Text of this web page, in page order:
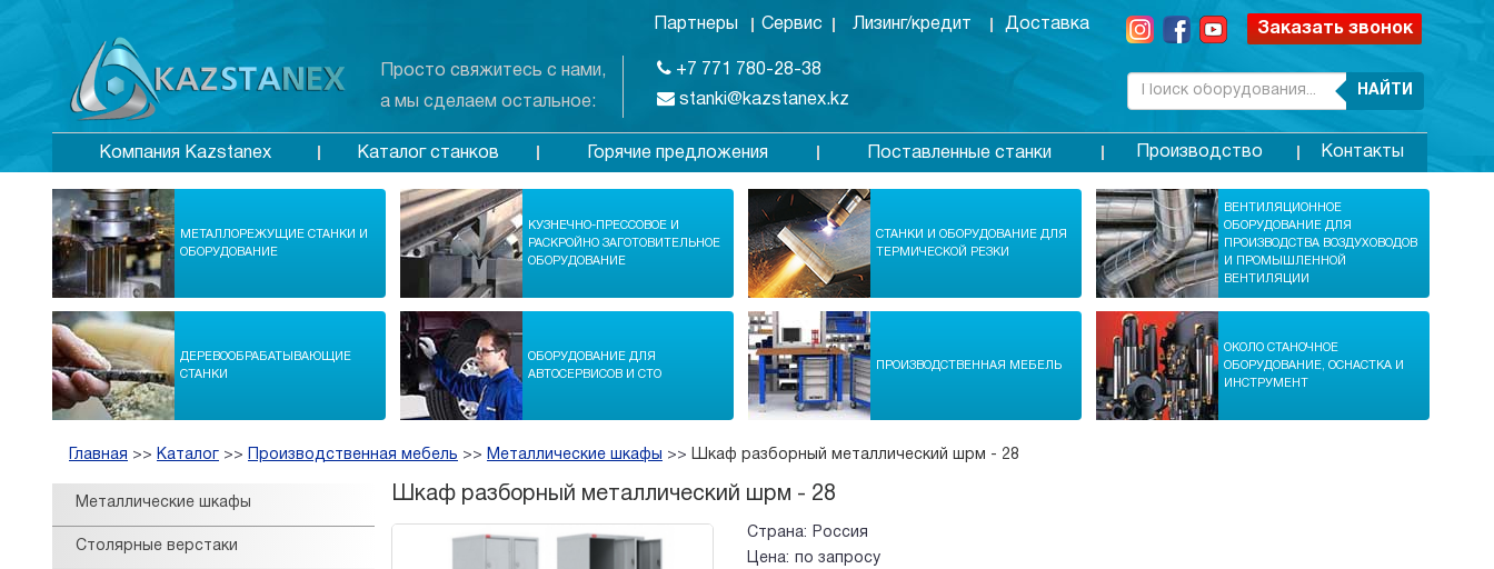
Просто свяжитесь с нами,
а мы сделаем остальное:
Партнеры Сервис Лизинг/кредит Доставка
+7 771 780-28-38
stanki@kazstanex.kz
Заказать звонок
НАЙТИ
Компания Kazstanex Каталог станков Горячие предложения Поставленные станки Производство Контакты
МЕТАЛЛОРЕЖУЩИЕ СТАНКИ И
ОБОРУДОВАНИЕ
КУЗНЕЧНО-ПРЕССОВОЕ И
РАСКРОЙНО ЗАГОТОВИТЕЛЬНОЕ
ОБОРУДОВАНИЕ
СТАНКИ И ОБОРУДОВАНИЕ ДЛЯ
ТЕРМИЧЕСКОЙ РЕЗКИ
ВЕНТИЛЯЦИОННОЕ
ОБОРУДОВАНИЕ ДЛЯ
ПРОИЗВОДСТВА ВОЗДУХОВОДОВ
И ПРОМЫШЛЕННОЙ
ВЕНТИЛЯЦИИ
ДЕРЕВООБРАБАТЫВАЮЩИЕ
СТАНКИ
ОБОРУДОВАНИЕ ДЛЯ
АВТОСЕРВИСОВ И СТО
ПРОИЗВОДСТВЕННАЯ МЕБЕЛЬ
ОКОЛО СТАНОЧНОЕ
ОБОРУДОВАНИЕ, ОСНАСТКА И
ИНСТРУМЕНТ
Главная >> Каталог >> Производственная мебель >> Металлические шкафы >> Шкаф разборный металлический шрм - 28
Металлические шкафы
Столярные верстаки
Шкаф разборный металлический шрм - 28
Страна:
Россия
Цена: по запросу